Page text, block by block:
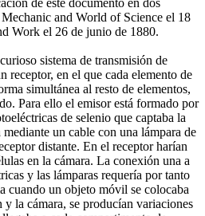
de este documento en dos
and World of Science el 18
Work el 26 de junio de 1880.
sistema de transmisión de
receptor, en el que cada elemento de
simultánea al resto de elementos,
Para ello el emisor está formado por
de selenio que captaba la
un cable con una lámpara de
distante. En el receptor harían
en la cámara. La conexión una a
y las lámparas requería por tanto
cuando un objeto móvil se colocaba
la cámara, se producían variaciones